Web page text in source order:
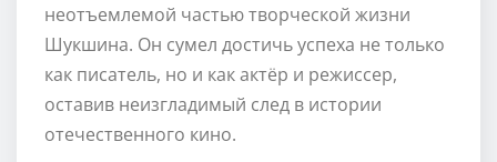
неотъемлемой частью творческой жизни
Шукшина. Он сумел достичь успеха не только
как писатель, но и как актёр и режиссер,
оставив неизгладимый след в истории
отечественного кино.